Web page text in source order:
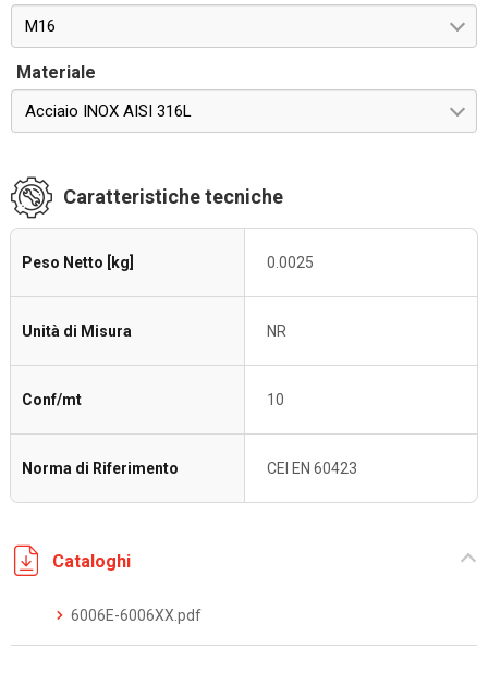
M16
Materiale
Acciaio INOX AISI 316L
Caratteristiche tecniche
Peso Netto [kg] 0.0025
Unità di Misura NR
Conf/mt 10
Norma di Riferimento CEI EN 60423
Cataloghi
6006E-6006XX.pdf